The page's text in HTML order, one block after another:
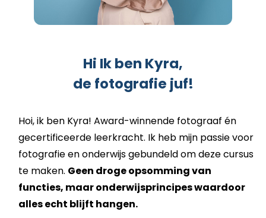
Hi Ik ben Kyra,
de fotografie juf!
Hoi, ik ben Kyra! Award-winnende fotograaf én
gecertificeerde leerkracht. Ik heb mijn passie voor
fotografie en onderwijs gebundeld om deze cursus
te maken. Geen droge opsomming van
functies, maar onderwijsprincipes waardoor
alles echt blijft hangen.